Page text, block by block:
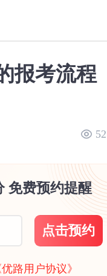
报考流程
52
免费预约提醒
点击预约
优路用户协议》